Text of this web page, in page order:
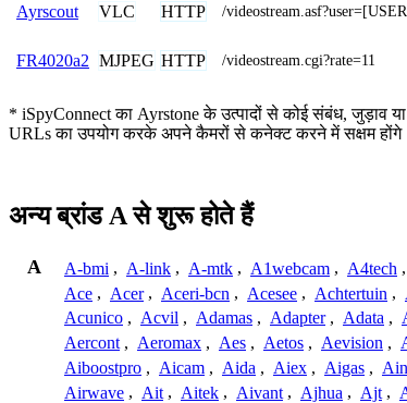
Ayrscout VLC HTTP /
FR4020a2 MJPEG HTTP /videostream.cgi?rate=11
* iSpyConnect का Ayrstone के उत्पादों से कोई संबंध, जुड़ाव
URLs का उपयोग करके अपने कैमरों से कनेक्ट करने में सक्षम
अन्य ब्रांड A से शुरू होते हैं
A A-bmi , A-link , A-mtk , A1webcam , A4tech ,
Ace , Acer , Aceri-bcn , Acesee , Achtertuin ,
Acunico , Acvil , Adamas , Adapter , Adata ,
Aercont , Aeromax , Aes , Aetos , Aevision ,
Aiboostpro , Aicam , Aida , Aiex , Aigas ,
Airwave , Ait , Aitek , Aivant , Ajhua , Ajt ,